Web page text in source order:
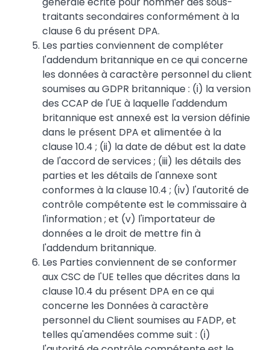
traitants secondaires conformément à la
clause 6 du présent DPA.
Les parties conviennent de compléter
l'addendum britannique en ce qui concerne
les données à caractère personnel du client
soumises au GDPR britannique : (i) la version
des CCAP de l'UE à laquelle l'addendum
britannique est annexé est la version définie
dans le présent DPA et alimentée à la
clause 10.4 ; (ii) la date de début est la date
de l'accord de services ; (iii) les détails des
parties et les détails de l'annexe sont
conformes à la clause 10.4 ; (iv) l'autorité de
contrôle compétente est le commissaire à
l'information ; et (v) l'importateur de
données a le droit de mettre fin à
l'addendum britannique.
Les Parties conviennent de se conformer
aux CSC de l'UE telles que décrites dans la
clause 10.4 du présent DPA en ce qui
concerne les Données à caractère
personnel du Client soumises au FADP, et
telles qu'amendées comme suit : (i)